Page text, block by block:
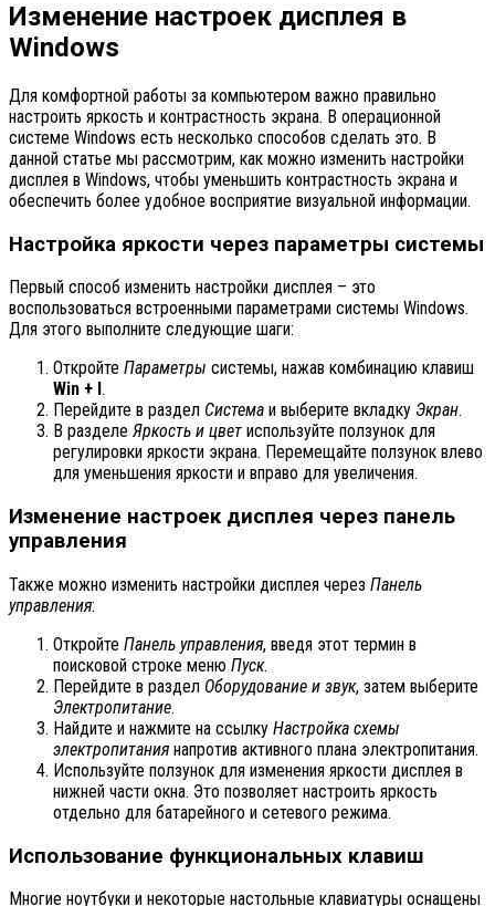
Изменение настроек дисплея в
Windows
Для комфортной работы за компьютером важно правильно
настроить яркость и контрастность экрана. В операционной
системе Windows есть несколько способов сделать это. В
данной статье мы рассмотрим, как можно изменить настройки
дисплея в Windows, чтобы уменьшить контрастность экрана и
обеспечить более удобное восприятие визуальной информации.
Настройка яркости через параметры системы
Первый способ изменить настройки дисплея – это
воспользоваться встроенными параметрами системы Windows.
Для этого выполните следующие шаги:
Откройте Параметры системы, нажав комбинацию клавиш
Win + I .
Перейдите в раздел Система и выберите вкладку Экран.
В разделе Яркость и цвет используйте ползунок для
регулировки яркости экрана. Перемещайте ползунок влево
для уменьшения яркости и вправо для увеличения.
Изменение настроек дисплея через панель
управления
Также можно изменить настройки дисплея через Панель
управления:
Откройте Панель управления, введя этот термин в
поисковой строке меню Пуск.
Перейдите в раздел Оборудование и звук, затем выберите
Электропитание.
Найдите и нажмите на ссылку Настройка схемы
электропитания напротив активного плана электропитания.
Используйте ползунок для изменения яркости дисплея в
нижней части окна. Это позволяет настроить яркость
отдельно для батарейного и сетевого режима.
Использование функциональных клавиш
Многие ноутбуки и некоторые настольные клавиатуры оснащены